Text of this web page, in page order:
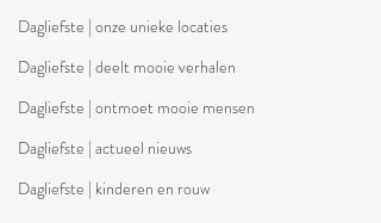
Dagliefste | onze unieke locaties
Dagliefste | deelt mooie verhalen
Dagliefste | ontmoet mooie mensen
Dagliefste | actueel nieuws
Dagliefste | kinderen en rouw